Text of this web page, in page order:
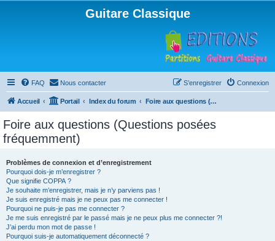
Guitare Classique
FAQ Nous contacter Connexion
S’enregistrer
Accueil Portail Index du forum Foire aux questions (Questions posées fréquemment)
Foire aux questions (Questions posées
fréquemment)
Problèmes de connexion et d’enregistrement
Pourquoi dois-je m’enregistrer ?
Que signifie COPPA ?
Je souhaite m’enregistrer, mais je n’y parviens pas !
Je suis enregistré mais je ne peux pas me connecter !
Pourquoi ne puis-je pas me connecter ?
Je me suis enregistré par le passé mais je ne peux plus me connecter ?!
J’ai perdu mon mot de passe !
Pourquoi suis-je automatiquement déconnecté ?